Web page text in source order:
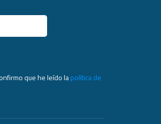
que he leído lapolítica de